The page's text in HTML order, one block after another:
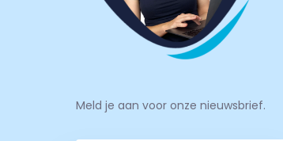
Meld je aan voor onze nieuwsbrief.